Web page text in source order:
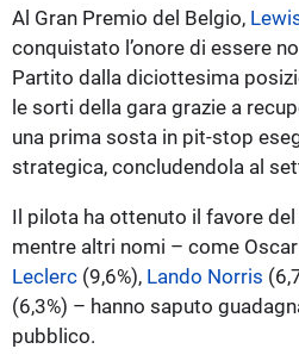
Al Gran Premio del Belgio,
conquistato l’onore di essere
Partito dalla diciottesima
le sorti della gara grazie a
una prima sosta in pit-stop
strategica, concludendola al
Il pilota ha ottenuto il favore
mentre altri nomi – come
Leclerc (9,6%), Lando Norris
(6,3%) – hanno saputo
pubblico.